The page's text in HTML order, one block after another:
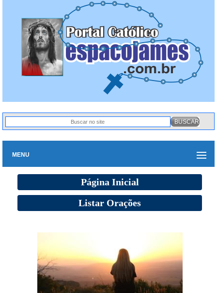
MENU
Página Inicial
Listar Orações